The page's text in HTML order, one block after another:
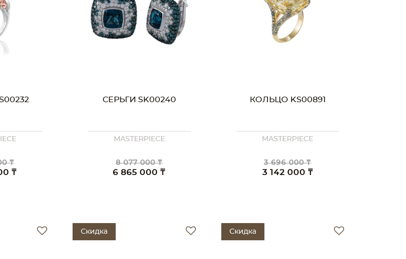
₸
₸
СЕРЬГИ SK00240
MASTERPIECE
8 077 000 ₸
6 865 000 ₸
КОЛЬЦО KS00891
MASTERPIECE
3 696 000 ₸
3 142 000 ₸
Скидка Скидка